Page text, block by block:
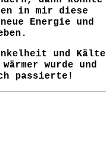
in mir diese
Energie und
und Kälte
wurde und
passierte!